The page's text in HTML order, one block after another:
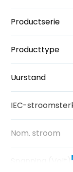
Productserie
Producttype
Uurstand
IEC-
Nom. stroom
Spanning (Volt)